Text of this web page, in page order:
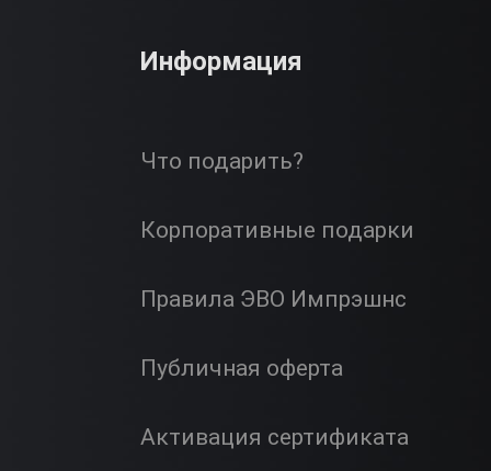
Информация
Что подарить?
Корпоративные подарки
Правила ЭВО Импрэшнс
Публичная оферта
Активация сертификата